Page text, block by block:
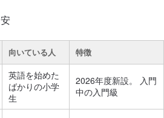
向いている人 特徴
英語を始めた
ばかりの小学
生
2026年度新設。 入門
中の入門級